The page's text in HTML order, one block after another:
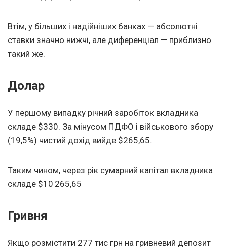
Втім, у більших і надійніших банках — абсолютні
ставки значно нижчі, але диференціал — приблизно
такий же.
Долар
У першому випадку річний заробіток вкладника
складе $330. За мінусом ПДФО і військового збору
(19,5%) чистий дохід вийде $265,65.
Таким чином, через рік сумарний капітал вкладника
складе $10 265,65
Гривня
Якщо розмістити 277 тис грн на гривневий депозит